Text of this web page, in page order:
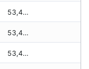
53,490 zł
53,490 zł
53,460 zł